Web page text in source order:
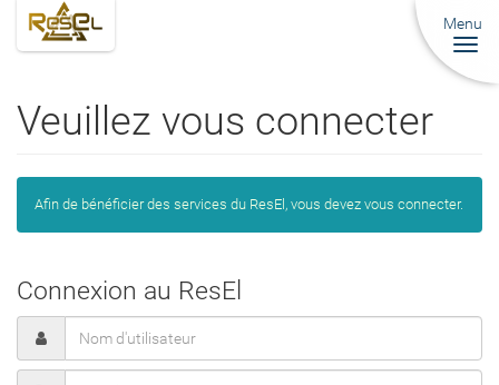
Menu
Veuillez vous connecter
Afin de bénéficier des services du ResEl, vous devez vous connecter.
Connexion au ResEl